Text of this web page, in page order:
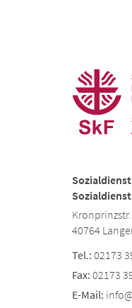
40764
Tel.: 02173
Fax: 02173
E-Mail: